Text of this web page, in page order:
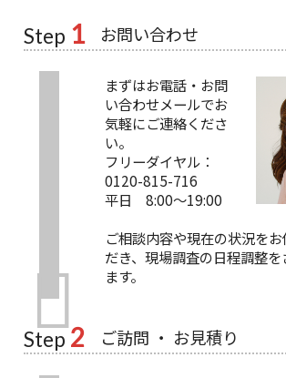
Step 1 お問い合わせ
まずはお電話・お問
い合わせメールでお
気軽にご連絡くださ
い。
フリーダイヤル：
0120-815-716
平日 8:00～19:00
ご相談内容や現在の状況を
だき、現場調査の日程調整
ます。
Step 2 ご訪問 ・ お見積り